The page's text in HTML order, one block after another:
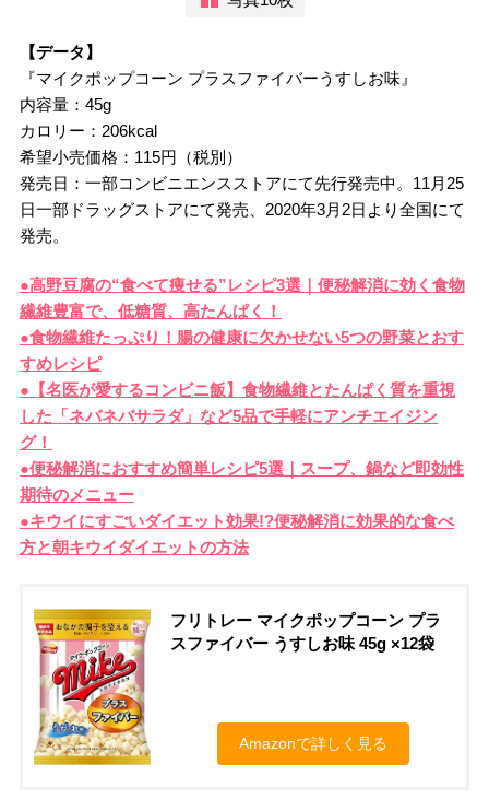
【データ】
『マイクポップコーン プラスファイバーうすしお味』
内容量：45g
カロリー：206kcal
希望小売価格：115円（税別）
発売日：一部コンビニエンスストアにて先行発売中。11月25
日一部ドラッグストアにて発売、2020年3月2日より全国にて
発売。
●高野豆腐の“食べて痩せる”レシピ3選｜便秘解消に効く食物
繊維豊富で、低糖質、高たんぱく！
●食物繊維たっぷり！腸の健康に欠かせない5つの野菜とおす
すめレシピ
●【名医が愛するコンビニ飯】食物繊維とたんぱく質を重視
した「ネバネバサラダ」など5品で手軽にアンチエイジン
グ！
●便秘解消におすすめ簡単レシピ5選｜スープ、鍋など即効性
期待のメニュー
●キウイにすごいダイエット効果!?便秘解消に効果的な食べ
方と朝キウイダイエットの方法
フリトレー マイクポップコーン プラ
スファイバー うすしお味 45g ×12袋
Amazonで詳しく見る